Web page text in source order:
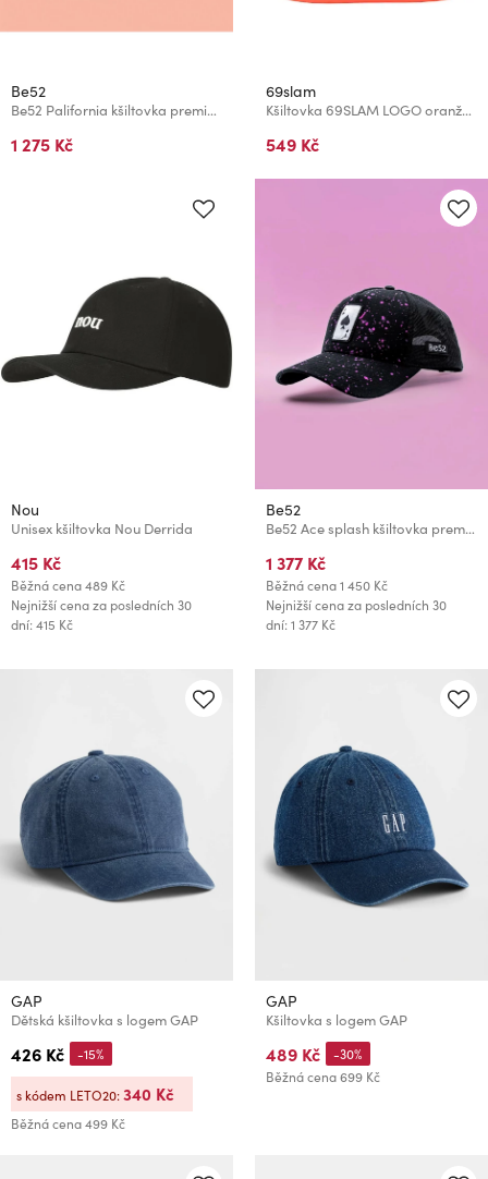
Be52
Be52 Palifornia kšiltovka premium černá
1 275 Kč
69slam
Kšiltovka 69SLAM LOGO oranžová
549 Kč
Nou
Unisex kšiltovka Nou Derrida
415 Kč
Běžná cena489 Kč
Nejnižší cena za posledních 30
dní: 415 Kč
Be52
Be52 Ace splash kšiltovka premium černá/růžová
1 377 Kč
Běžná cena1 450 Kč
Nejnižší cena za posledních 30
dní: 1 377 Kč
GAP
Dětská kšiltovka s logem GAP
426 Kč
Běžná cena499 Kč
-15%
s kódem LETO20:340 Kč
GAP
Kšiltovka s logem GAP
489 Kč
Běžná cena699 Kč
-30%